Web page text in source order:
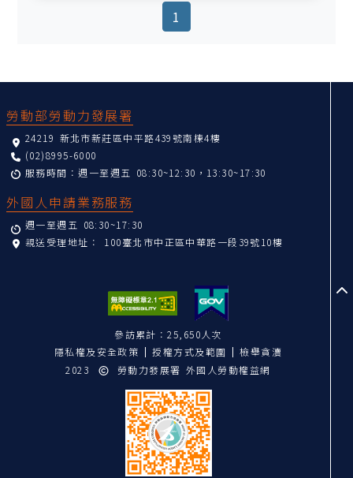
1
勞動部勞動力發展署
24219 新北市新莊區中平路439號南棟4樓
(02)8995-6000
服務時間：週一至週五 08:30~12:30，13:30~17:30
外國人申請業務服務
週一至週五 08:30~17:30
親送受理地址： 100臺北市中正區中華路一段39號10樓
參訪累計：25,650人次
隱私權及安全政策
授權方式及範圍
檢舉貪瀆
2023
勞動力發展署 外國人勞動權益網
至